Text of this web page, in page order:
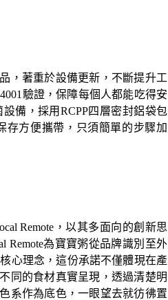
，著重於設備更新，不斷提升工
驗證，保障每個人都能吃得安
備，採用RCPP四層密封鋁袋包
存方便攜帶，只須簡單的步驟加
Remote，以其多面向的創新思
Remote為寶寶粥從品牌識別至外
心理念，這份承諾不僅體現在產
同的食材真實呈現，透過清楚明
系作為底色，一眼望去就彷彿置